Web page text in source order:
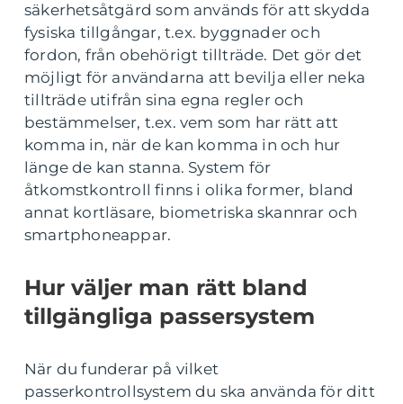
säkerhetsåtgärd som används för att skydda
fysiska tillgångar, t.ex. byggnader och
fordon, från obehörigt tillträde. Det gör det
möjligt för användarna att bevilja eller neka
tillträde utifrån sina egna regler och
bestämmelser, t.ex. vem som har rätt att
komma in, när de kan komma in och hur
länge de kan stanna. System för
åtkomstkontroll finns i olika former, bland
annat kortläsare, biometriska skannrar och
smartphoneappar.
Hur väljer man rätt bland
tillgängliga passersystem
När du funderar på vilket
passerkontrollsystem du ska använda för ditt